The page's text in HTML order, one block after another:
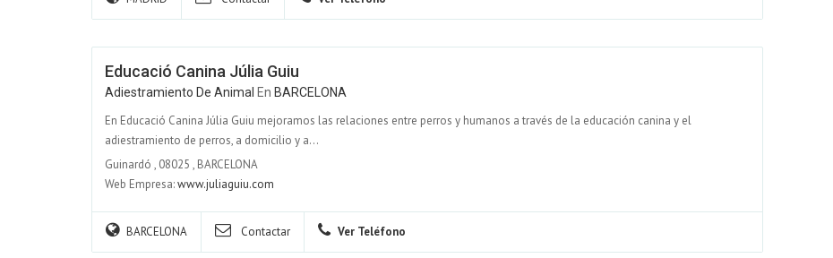
Educació Canina Júlia Guiu
Adiestramiento De Animal En BARCELONA
En Educació Canina Júlia Guiu mejoramos las relaciones entre perros y humanos a través de la educación canina y el
adiestramiento de perros, a domicilio y a...
Guinardó , 08025 , BARCELONA
Web Empresa:www.juliaguiu.com
BARCELONA Contactar Ver Teléfono